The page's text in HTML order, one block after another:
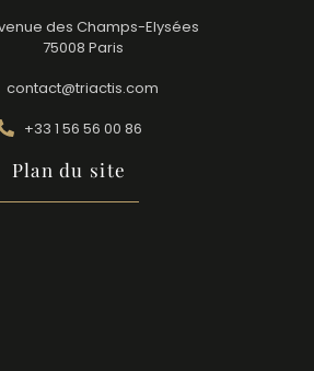
des Champs-Elysées
75008 Paris
contact@triactis.com
+33 1 56 56 00 86
Plan du site